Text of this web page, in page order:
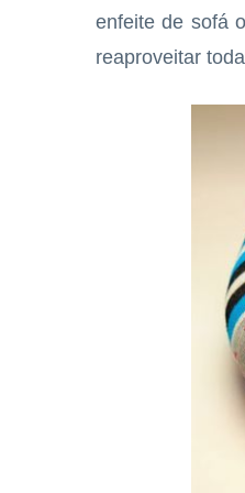
enfeite de sofá
reaproveitar